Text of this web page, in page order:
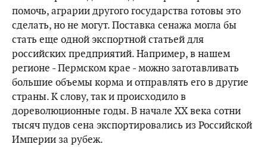
помочь, аграрии другого государства готовы это
сделать, но не могут. Поставка сенажа могла бы
стать еще одной экспортной статьей для
российских предприятий. Например, в нашем
регионе - Пермском крае - можно заготавливать
большие объемы корма и отправлять его в другие
страны. К слову, так и происходило в
дореволюционные годы. В начале XX века сотни
тысяч пудов сена экспортировались из Российской
Империи за рубеж.